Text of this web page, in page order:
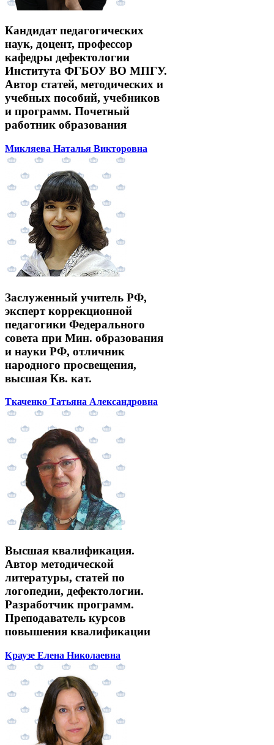
Кандидат педагогических
наук, доцент, профессор
кафедры дефектологии
Института ФГБОУ ВО МПГУ.
Автор статей, методических и
учебных пособий, учебников
и программ. Почетный
работник образования
Микляева Наталья Викторовна
Заслуженный учитель РФ,
эксперт коррекционной
педагогики Федерального
совета при Мин. образования
и науки РФ, отличник
народного просвещения,
высшая Кв. кат.
Ткаченко Татьяна Александровна
Высшая квалификация.
Автор методической
литературы, статей по
логопедии, дефектологии.
Разработчик программ.
Преподаватель курсов
повышения квалификации
Краузе Елена Николаевна